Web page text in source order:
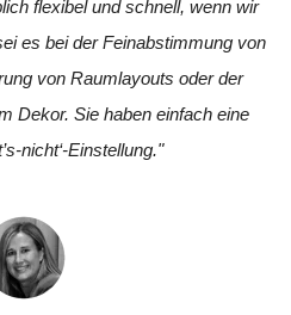
flexibel und schnell, wenn wir
es bei der Feinabstimmung von
von Raumlayouts oder der
Dekor. Sie haben einfach eine
nicht‘-Einstellung."